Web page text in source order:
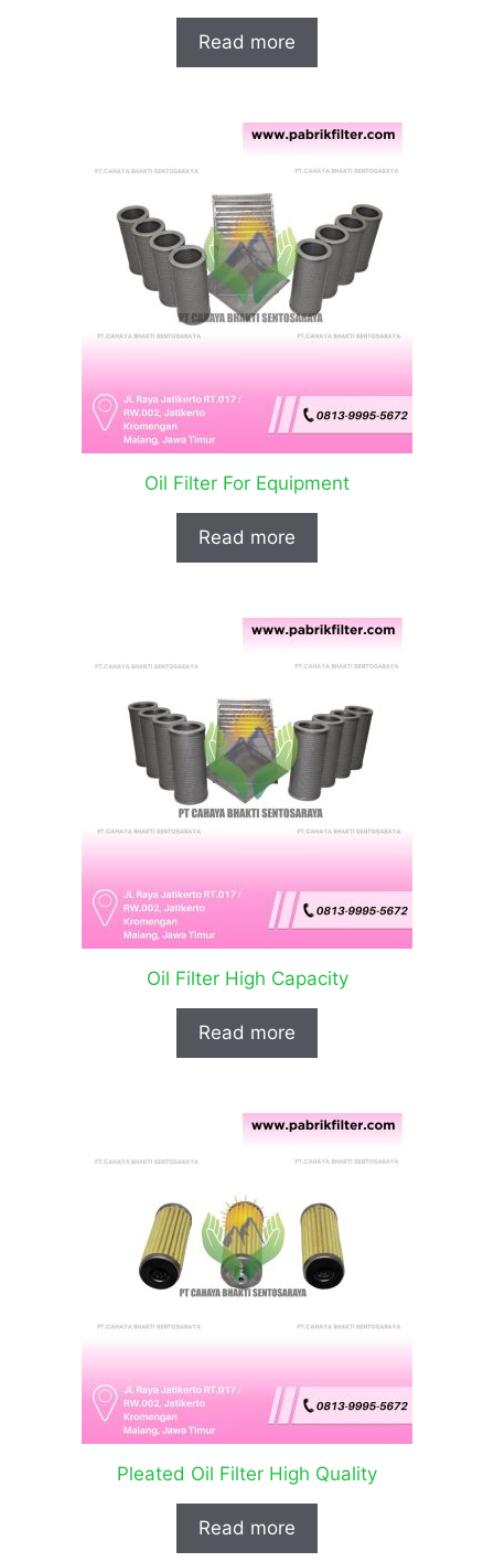
Read more
Oil Filter For Equipment
Read more
Oil Filter High Capacity
Read more
Pleated Oil Filter High Quality
Read more